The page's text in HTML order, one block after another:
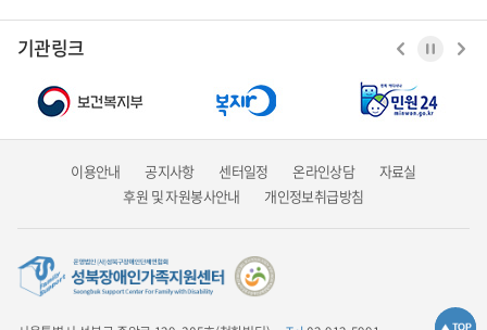
기관링크
이용안내 공지사항 센터일정 온라인상담
자료실
후원 및 자원봉사안내
개인정보취급방침